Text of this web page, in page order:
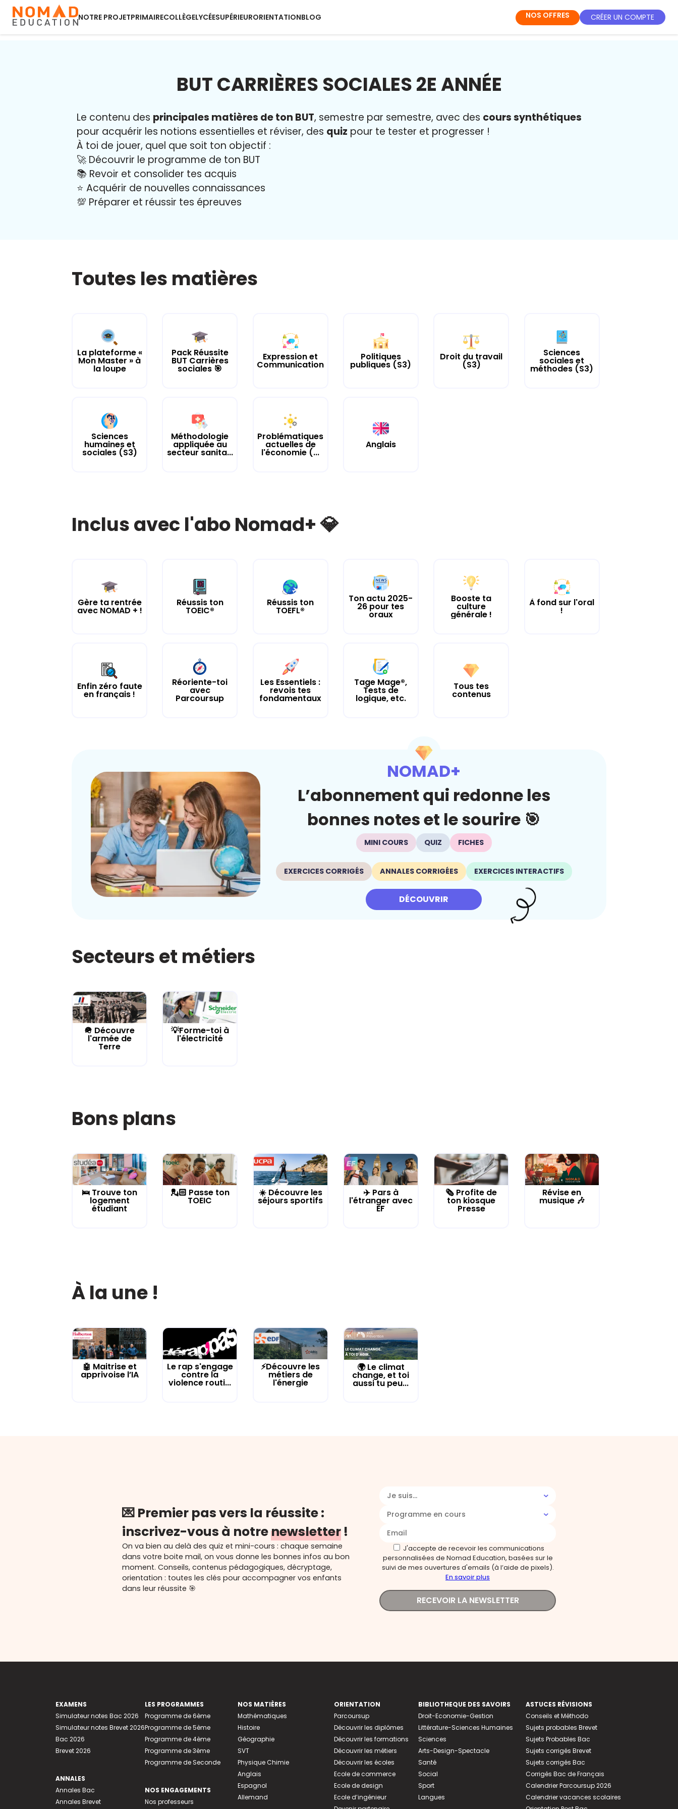
NOTRE PROJETPRIMAIRECOLLÈGELYCÉESUPÉRIEURORIENTATIONBLOG NOS OFFRES CRÉER UN COMPTE
BUT CARRIÈRES SOCIALES 2E ANNÉE
Le contenu des principales matières de ton BUT, semestre par semestre, avec des cours synthétiques
pour acquérir les notions essentielles et réviser, des quiz pour te tester et progresser !
À toi de jouer, quel que soit ton objectif :
🚀 Découvrir le programme de ton BUT
📚 Revoir et consolider tes acquis
⭐️ Acquérir de nouvelles connaissances
💯 Préparer et réussir tes épreuves
Toutes les matières
La plateforme «
Mon Master » à
la loupe
Pack Réussite
BUT Carrières
sociales 🎯
Expression et
Communication
Politiques
publiques (S3)
Droit du travail
(S3)
Sciences
sociales et
méthodes (S3)
Sciences
humaines et
sociales (S3)
Méthodologie
appliquée au
secteur sanita...
Problématiques
actuelles de
l'économie (...
Anglais
Inclus avec l'abo Nomad+ 💎
Gère ta rentrée
avec NOMAD + !
Réussis ton
TOEIC®
Réussis ton
TOEFL®
Ton actu 2025-
26 pour tes
oraux
Booste ta
culture
générale !
À fond sur l'oral
!
Enfin zéro faute
en français !
Réoriente-toi
avec
Parcoursup
Les Essentiels :
revois tes
fondamentaux
Tage Mage®,
Tests de
logique, etc.
Tous tes
contenus
NOMAD+
L’abonnement qui redonne les
bonnes notes et le sourire 🎯
MINI COURS QUIZ FICHES
EXERCICES CORRIGÉS ANNALES CORRIGÉES EXERCICES INTERACTIFS
DÉCOUVRIR
Secteurs et métiers
🪖 Découvre
l'armée de
Terre
💡Forme-toi à
l'électricité
Bons plans
🛌 Trouve ton
logement
étudiant
💂🏻 Passe ton
TOEIC
☀️ Découvre les
séjours sportifs
✈️ Pars à
l'étranger avec
EF
🗞️ Profite de
ton kiosque
Presse
Révise en
musique 🎶
À la une !
🤖 Maitrise et
apprivoise l’IA
Le rap s'engage
contre la
violence routi...
⚡Découvre les
métiers de
l'énergie
🌍 Le climat
change, et toi
aussi tu peu...
💌 Premier pas vers la réussite :
inscrivez-vous à notrenewsletter !
On va bien au delà des quiz et mini-cours : chaque semaine
dans votre boite mail, on vous donne les bonnes infos au bon
moment. Conseils, contenus pédagogiques, décryptage,
orientation : toutes les clés pour accompagner vos enfants
dans leur réussite 🎯
Je suis...
Programme en cours
J'accepte de recevoir les communications
personnalisées de Nomad Education, basées sur le
suivi de mes ouvertures d'emails (à l’aide de pixels).
En savoir plus
RECEVOIR LA NEWSLETTER
EXAMENS
Simulateur notes Bac 2026
Simulateur notes Brevet 2026
Bac 2026
Brevet 2026
ANNALES
Annales Bac
Annales Brevet
LES PROGRAMMES
Programme de 6ème
Programme de 5ème
Programme de 4ème
Programme de 3ème
Programme de Seconde
NOS ENGAGEMENTS
Nos professeurs
NOS MATIÈRES
Mathématiques
Histoire
Géographie
SVT
Physique Chimie
Anglais
Espagnol
Allemand
ORIENTATION
Parcoursup
Découvrir les diplômes
Découvrir les formations
Découvrir les métiers
Découvrir les écoles
Ecole de commerce
Ecole de design
Ecole d’ingénieur
BIBLIOTHEQUE DES SAVOIRS
Droit-Economie-Gestion
Littérature-Sciences Humaines
Sciences
Arts-Design-Spectacle
Santé
Social
Sport
Langues
ASTUCES RÉVISIONS
Conseils et Méthodo
Sujets probables Brevet
Sujets Probables Bac
Sujets corrigés Brevet
Sujets corrigés Bac
Corrigés Bac de Français
Calendrier Parcoursup 2026
Calendrier vacances scolaires